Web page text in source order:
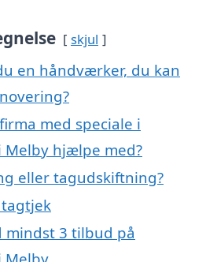
skjul
en håndværker, du kan
med speciale i
hjælpe med?
eller tagudskiftning?
3 tilbud på